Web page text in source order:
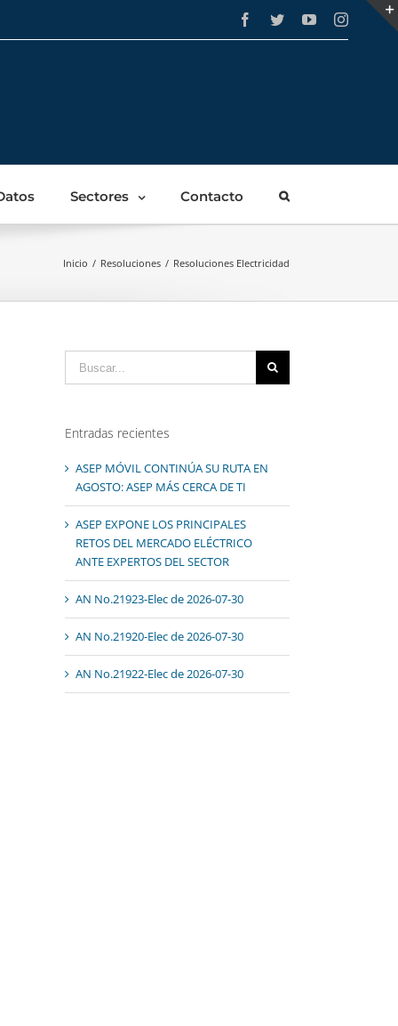
Facebook
TwitterYouTube
Sectores Contacto
Inicio / Resoluciones / Resoluciones Electricidad
Entradas recientes
ASEP MÓVIL CONTINÚA SU RUTA EN
AGOSTO: ASEP MÁS CERCA DE TI
ASEP EXPONE LOS PRINCIPALES
RETOS DEL MERCADO ELÉCTRICO
ANTE EXPERTOS DEL SECTOR
AN No.21923-Elec de 2026-07-30
AN No.21920-Elec de 2026-07-30
AN No.21922-Elec de 2026-07-30